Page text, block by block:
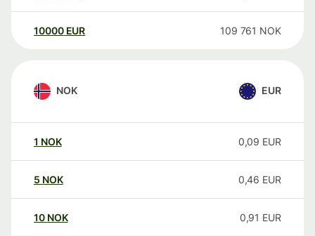
10000 EUR 109 761 NOK
NOK EUR
1 NOK 0,09 EUR
5 NOK 0,46 EUR
10 NOK 0,91 EUR